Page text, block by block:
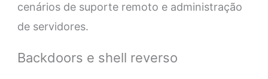
cenários de suporte remoto e administração
de servidores.
Backdoors e shell reverso